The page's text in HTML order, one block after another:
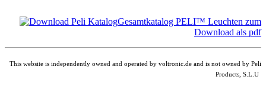
Gesamtkatalog PELI™ Leuchten zum
Download als pdf
This website is independently owned and operated by voltronic.de and is not owned by Peli
Products, S.L.U